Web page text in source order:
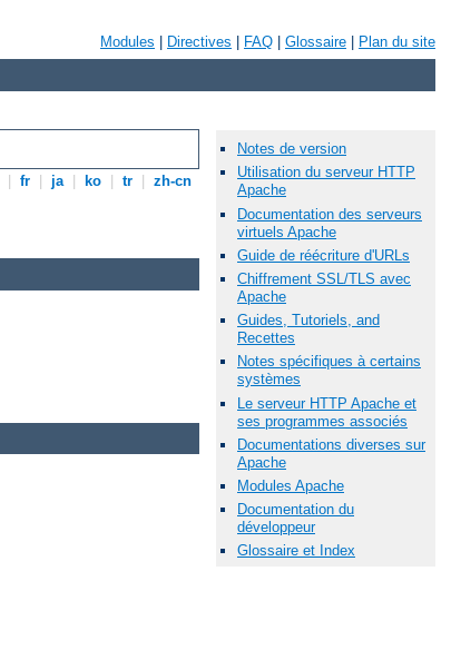
Modules Directives FAQ Glossaire Plan du site
fr ja ko tr zh-cn
Notes de version
Utilisation du serveur HTTP
Apache
Documentation des serveurs
virtuels Apache
Guide de réécriture d'URLs
Chiffrement SSL/TLS avec
Apache
Guides, Tutoriels, and
Recettes
Notes spécifiques à certains
systèmes
Le serveur HTTP Apache et
ses programmes associés
Documentations diverses sur
Apache
Modules Apache
Documentation du
développeur
Glossaire et Index